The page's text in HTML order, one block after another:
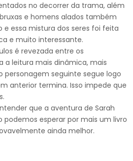
no decorrer da trama, além
e homens alados também
essa mistura dos seres foi feita
e muito interessante.
é revezada entre os
a leitura mais dinâmica, mais
personagem seguinte segue logo
anterior termina. Isso impede que
que a aventura de Sarah
esperar por mais um livro
ainda melhor.